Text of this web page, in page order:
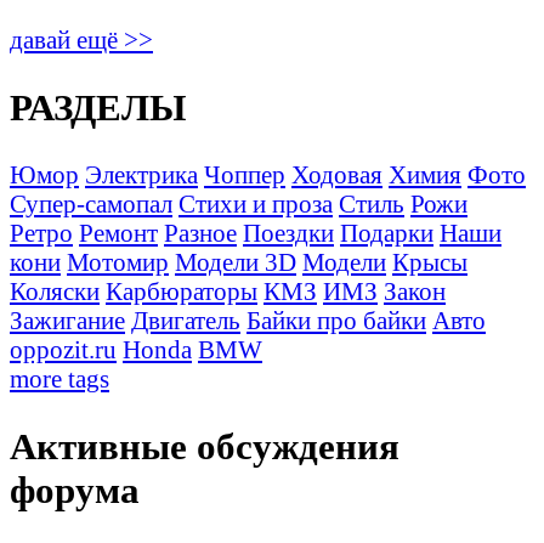
давай ещё >>
РАЗДЕЛЫ
Юмор Электрика Чоппер Ходовая Химия Фото
Супер-самопал Стихи и проза Стиль Рожи
Ретро Ремонт Разное Поездки Подарки Наши
кони Мотомир Модели 3D Модели Крысы
Коляски Карбюраторы КМЗ ИМЗ Закон
Зажигание Двигатель Байки про байки Авто
oppozit.ru Honda BMW
more tags
Активные обсуждения
форума